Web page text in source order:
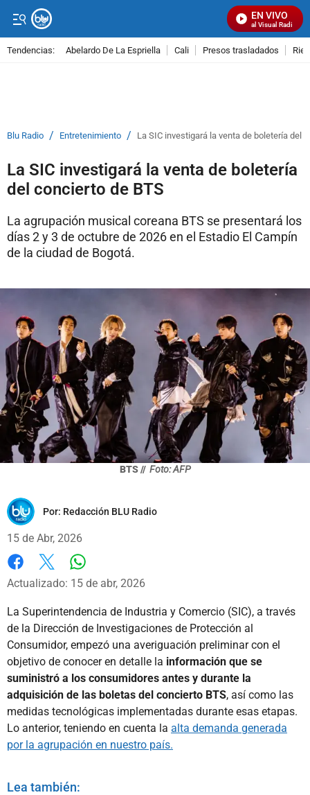
EN VIVO
Señal Visual Radio
Tendencias: Abelardo De La Espriella Cali Presos trasladados
Blu Radio / Entretenimiento / La SIC investigará la venta de boletería del
La SIC investigará la venta de boletería
del concierto de BTS
La agrupación musical coreana BTS se presentará los
días 2 y 3 de octubre de 2026 en el Estadio El Campín
de la ciudad de Bogotá.
BTS // Foto: AFP
Por: Redacción BLU Radio
15 de Abr, 2026
Facebook
X
Actualizado: 15 de abr, 2026
La Superintendencia de Industria y Comercio (SIC), a través
de la Dirección de Investigaciones de Protección al
Consumidor, empezó una averiguación preliminar con el
objetivo de conocer en detalle la información que se
suministró a los consumidores antes y durante la
adquisición de las boletas del concierto BTS, así como las
medidas tecnológicas implementadas durante esas etapas.
Lo anterior, teniendo en cuenta la alta demanda generada
por la agrupación en nuestro país.
Lea también: